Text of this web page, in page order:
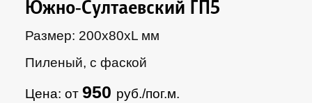
Южно-Султаевский ГП5
Размер: 200х80хL мм
Пиленый, с фаской
Цена: от950 руб./пог.м.